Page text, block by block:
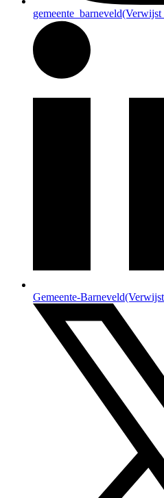
gemeente_barneveld(Verwijst
Gemeente-Barneveld